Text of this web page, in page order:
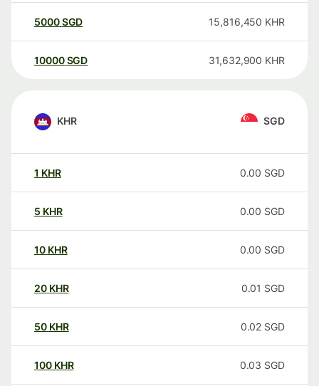
5000SGD 15,816,450 KHR
10000 SGD 31,632,900 KHR
KHR SGD
1 KHR 0.00 SGD
5 KHR 0.00 SGD
10 KHR 0.00 SGD
20 KHR 0.01 SGD
50 KHR 0.02 SGD
100 KHR 0.03 SGD